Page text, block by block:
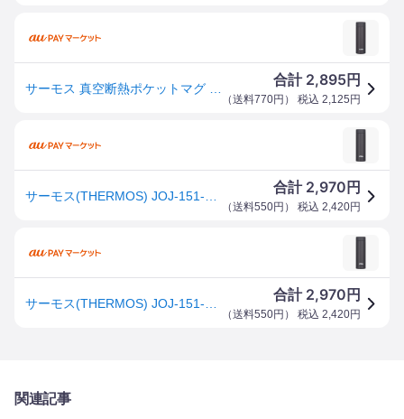
合計 2,895円
（送料770円 ） 税込 2,125 円
合計 2,970 円
（送料550円 ） 税込 2,420円
合計 2,970 円
（送料550円 ） 税込 2,420円
関連記事